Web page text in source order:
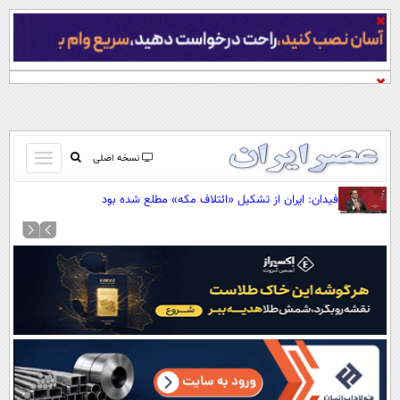
نسخه اصلی
باز
و
کردن
صفحه اول
آرشیو
نظرسنجی
آب و هوا
اوقات شرعی
سواد زندگی
فیدان: ایران از تشکیل «ائتلاف مکه» مطلع شده بود